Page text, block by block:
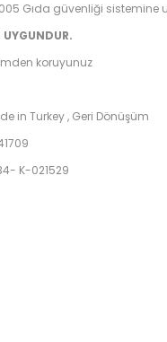
Gıda güvenliği sistemine
UYGUNDUR.
koruyunuz
in Turkey , Geri Dönüşüm
K-021529